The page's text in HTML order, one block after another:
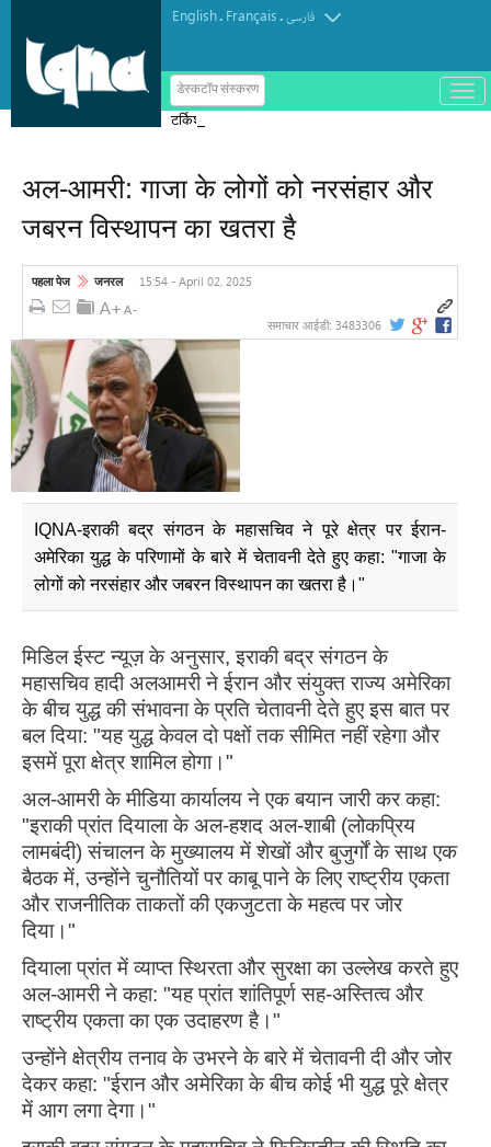
English. Français.فارسی
डेस्कटॉप संस्करण
ب
ا
टर्किश इंस्टीट्यूट ऑफ इस्लामिक थॉट का
अल-आमरी: गाजा के लोगों को नरसंहार और
जबरन विस्थापन का खतरा है
पहला पेज जनरल 15:54 - April 02, 2025
समाचार आईडी: 3483306
IQNA-इराकी बद्र संगठन के महासचिव ने पूरे क्षेत्र पर ईरान-
अमेरिका युद्ध के परिणामों के बारे में चेतावनी देते हुए कहा: "गाजा के
लोगों को नरसंहार और जबरन विस्थापन का खतरा है।"
मिडिल ईस्ट न्यूज़ के अनुसार, इराकी बद्र संगठन के
महासचिव हादी अलआमरी ने ईरान और संयुक्त राज्य अमेरिका
के बीच युद्ध की संभावना के प्रति चेतावनी देते हुए इस बात पर
बल दिया: "यह युद्ध केवल दो पक्षों तक सीमित नहीं रहेगा और
इसमें पूरा क्षेत्र शामिल होगा।"
अल-आमरी के मीडिया कार्यालय ने एक बयान जारी कर कहा:
"इराकी प्रांत दियाला के अल-हशद अल-शाबी (लोकप्रिय
लामबंदी) संचालन के मुख्यालय में शेखों और बुजुर्गों के साथ एक
बैठक में, उन्होंने चुनौतियों पर काबू पाने के लिए राष्ट्रीय एकता
और राजनीतिक ताकतों की एकजुटता के महत्व पर जोर
दिया।"
दियाला प्रांत में व्याप्त स्थिरता और सुरक्षा का उल्लेख करते हुए
अल-आमरी ने कहा: "यह प्रांत शांतिपूर्ण सह-अस्तित्व और
राष्ट्रीय एकता का एक उदाहरण है।"
उन्होंने क्षेत्रीय तनाव के उभरने के बारे में चेतावनी दी और जोर
देकर कहा: "ईरान और अमेरिका के बीच कोई भी युद्ध पूरे क्षेत्र
में आग लगा देगा।"